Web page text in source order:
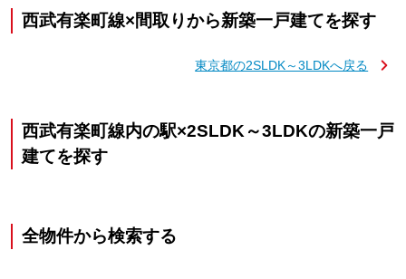
西武有楽町線×間取りから新築一戸建てを探す
東京都の2SLDK～3LDKへ戻る
西武有楽町線内の駅×2SLDK～3LDKの新築一戸
建てを探す
全物件から検索する